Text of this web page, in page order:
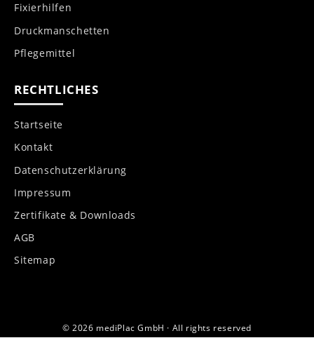
Fixierhilfen
Druckmanschetten
Pflegemittel
RECHTLICHES
Startseite
Kontakt
Datenschutzerklärung
Impressum
Zertifikate & Downloads
AGB
Sitemap
© 2026 mediPlac GmbH · All rights reserved